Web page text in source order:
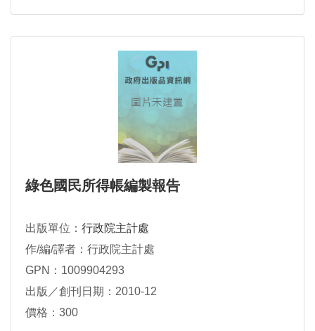
綠色國民所得帳編製報告
出版單位： 行政院主計處
作/編/譯者：行政院主計處
GPN：1009904293
出版／創刊日期：2010-12
價格：300